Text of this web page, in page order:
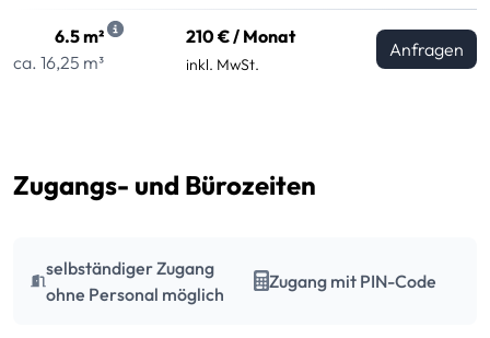
6.5 m²
ca. 16,25 m³
210 € / Monat
inkl. MwSt.
Anfragen
Zugangs- und Bürozeiten
selbständiger Zugang
ohne Personal möglich
Zugang mit PIN-Code